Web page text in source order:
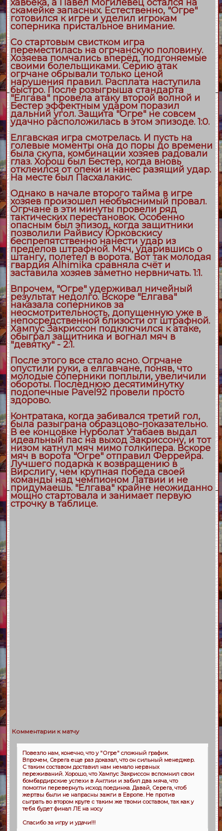
хавбека, а Павел Могилевец остался на
скамейке запасных. Естественно, "Огре"
готовился к игре и уделил игрокам
соперника пристальное внимание.
Со стартовым свистком игра
переместилась на огрчанскую половину.
Хозяева помчались вперёд, подгоняемые
своими болельщиками. Серию атак
огрчане обрывали только ценой
нарушения правил. Расплата наступила
быстро. После розыгрыша стандарта
"Елгава" провела атаку второй волной и
Бестер эффектным ударом поразил
дальний угол. Защита "Огре" не совсем
удачно расположилась в этом эпизоде. 1:0.
Елгавская игра смотрелась. И пусть на
голевые моменты она до поры до времени
была скупа, комбинации хозяев радовали
глаз. Хорош был Бестер, когда вновь
отклеился от опеки и нанес разящий удар.
На месте был Пасхалакис.
Однако в начале второго тайма в игре
хозяев произошел необъяснимый провал.
Огрчане в эти минуты провели ряд
тактических перестановок. Особенно
опасным был эпизод, когда защитники
позволили Райвису Юрковскису
беспрепятственно нанести удар из
пределов штрафной. Мяч, ударившись о
штангу, полетел в ворота. Вот так молодая
гвардия Alhimikа сравняла счёт и
заставила хозяев заметно нервничать. 1:1.
Впрочем, "Огре" удерживал ничейный
результат недолго. Вскоре "Елгава"
наказала соперников за
неосмотрительность, допущенную уже в
непосредственной близости от штрафной.
Хампус Закриссон подключился к атаке,
обыграл защитника и вогнал мяч в
"девятку" - 2:1.
После этого все стало ясно. Огрчане
опустили руки, а елгавчане, поняв, что
молодые соперники поплыли, увеличили
обороты. Последнюю десятиминутку
подопечные Pavel92 провели просто
здорово.
Контратака, когда забивался третий гол,
была разыграна образцово-показательно.
В ее концовке Нурболат Утабаев выдал
идеальный пас на выход Закриссону, и тот
низом катнул мяч мимо голкипера. Вскоре
мяч в ворота "Огре" отправил Феррейра.
Лучшего подарка к возвращению в
Вирслигу, чем крупная победа своей
команды над чемпионом Латвии и не
придумаешь. "Елгава" крайне неожиданно
мощно стартовала и занимает первую
строчку в таблице.
Комментарии к матчу
Повезло нам, конечно, что у "Огре" сложный график.
Впрочем, Серега еще раз доказал, что он сильный менеджер.
С таким составом доставил нам немало нервных
переживаний. Хорошо, что Хампус Закриссон вспомнил свои
бомбардирские успехи в Англии и забил два мяча, что
помогли перевернуть исход поединка. Давай, Серега, чтоб
жертвы были не напрасны зажги в Европе. Не против
сыграть во втором круге с таким же твоми составом, так как у
тебя будет финал ЛЕ на носу
Спасибо за игру и удачи!!!